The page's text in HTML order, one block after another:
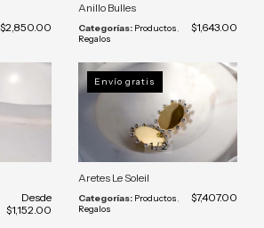
$2,850.00
Anillo Bulles
Categorías: Productos,
Regalos
$1,643.00
Desde
$1,152.00
1/2
Envío gratis
Aretes Le Soleil
Categorías: Productos,
Regalos
$7,407.00